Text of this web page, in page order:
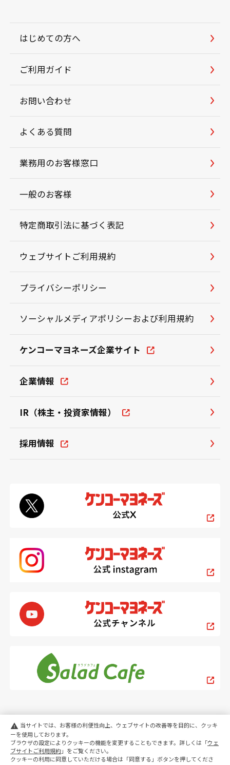
PC スマートフォン
はじめての方へ
ご利用ガイド
お問い合わせ
よくある質問
業務用のお客様窓口
一般のお客様
特定商取引法に基づく表記
ウェブサイトご利用規約
プライバシーポリシー
ソーシャルメディアポリシーおよび利用規約
ケンコーマヨネーズ企業サイト
企業情報
IR（株主・投資家情報）
採用情報
warning 当サイトでは、お客様の利便性向上、ウェブサイトの改善等を目的に、クッキ
ーを使用しております。
ブラウザの設定によりクッキーの機能を変更することもできます。詳しくは「ウェ
ブサイトご利用規約」をご覧ください。
クッキーの利用に同意していただける場合は「同意する」ボタンを押してくださ